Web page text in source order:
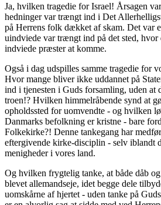
Ja, hvilken tragedie for Israel! Årsagen
hedninger var trængt ind i Det
på Herrens folk dækket af skam. Det var
uindviede var trængt ind på det sted,
indviede præster at komme.
Også i dag udspilles samme tragedie for
Hvor mange bliver ikke uddannet på
ind i tjenesten i Guds forsamling, uden at
troen!? Hvilken himmelråbende synd at
opholdssted for uomvendte - og hvilken
Danmarks befolkning er kristne - bare
Folkekirke?! Denne tankegang har
eftergivende kirke-disciplin - selv iblandt
menigheder i vores land.
Og hvilken frygtelig tanke, at både dåb
blevet allemandseje, idet begge dele
uomskårne af hjertet - uden tanke på